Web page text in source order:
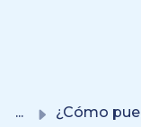
... ¿Cómo puedo ver mis próximas facturas?